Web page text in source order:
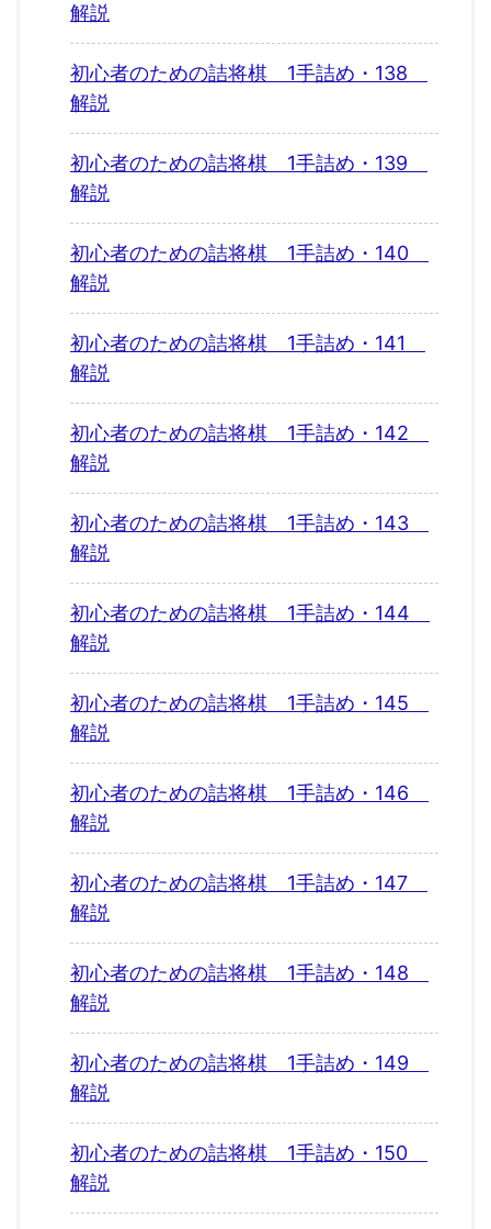
解説
初心者のための詰将棋 1手詰め・138
解説
初心者のための詰将棋 1手詰め・139
解説
初心者のための詰将棋 1手詰め・140
解説
初心者のための詰将棋 1手詰め・141
解説
初心者のための詰将棋 1手詰め・142
解説
初心者のための詰将棋 1手詰め・143
解説
初心者のための詰将棋 1手詰め・144
解説
初心者のための詰将棋 1手詰め・145
解説
初心者のための詰将棋 1手詰め・146
解説
初心者のための詰将棋 1手詰め・147
解説
初心者のための詰将棋 1手詰め・148
解説
初心者のための詰将棋 1手詰め・149
解説
初心者のための詰将棋 1手詰め・150
解説